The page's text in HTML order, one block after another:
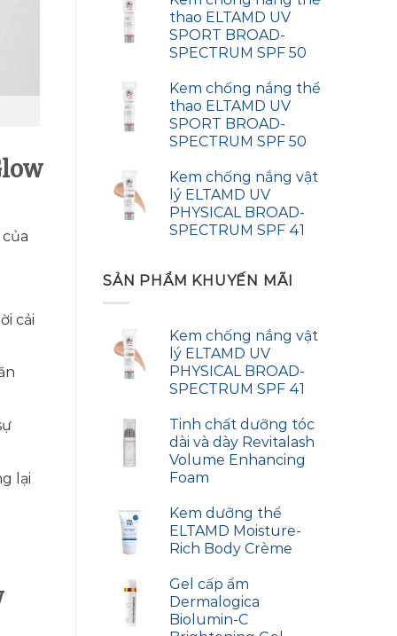
thao ELTAMD UV
SPORT BROAD-
SPECTRUM SPF 50
Kem chống nắng thể
thao ELTAMD UV
SPORT BROAD-
SPECTRUM SPF 50
Kem chống nắng vật
lý ELTAMD UV
PHYSICAL BROAD-
SPECTRUM SPF 41
SẢN PHẨM KHUYẾN MÃI
Kem chống nắng vật
lý ELTAMD UV
PHYSICAL BROAD-
SPECTRUM SPF 41
Tinh chất dưỡng tóc
dài và dày Revitalash
Volume Enhancing
Foam
Kem dưỡng thể
ELTAMD Moisture-
Rich Body Crème
Gel cấp ẩm
Dermalogica
Biolumin-C
cải
lại